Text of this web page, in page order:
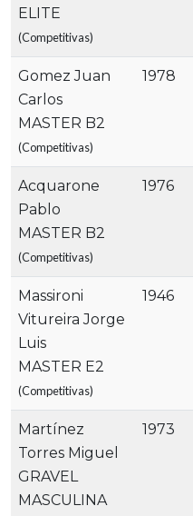
ELITE
(Competitivas)
Gomez Juan
Carlos
MASTER B2
(Competitivas)
1978
Acquarone
Pablo
MASTER B2
(Competitivas)
1976
Massironi
Vitureira Jorge
Luis
MASTER E2
(Competitivas)
1946
Martínez
Torres Miguel
GRAVEL
MASCULINA
1973